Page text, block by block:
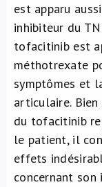
est apparu
inhibiteur du
tofacitinib est
méthotrexate
symptômes et
articulaire.
du tofacitinib
le patient, il
effets
concernant